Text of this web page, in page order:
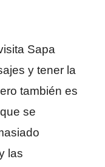
Sapa
y tener la
también es
se
las